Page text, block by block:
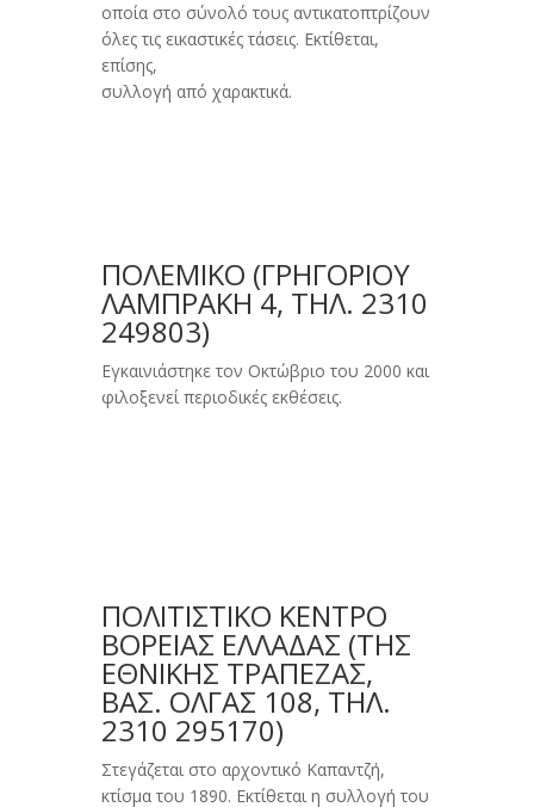
οποία στο σύνολό τους αντικατοπτρίζουν
όλες τις εικαστικές τάσεις. Eκτίθεται,
επίσης,
συλλογή από χαρακτικά.
ΠΟΛΕΜΙΚΟ (ΓΡΗΓΟΡΊΟΥ
ΛΑΜΠΡΆΚΗ 4, ΤΗΛ. 2310
249803)
Εγκαινιάστηκε τον Οκτώβριο του 2000 και
φιλοξενεί περιοδικές εκθέσεις.
ΠΟΛΙΤΙΣΤΙΚΟ ΚΕΝΤΡΟ
ΒΟΡΕΙΑΣ ΕΛΛΑΔΑΣ (ΤΗΣ
EΘΝΙΚΉΣ TΡΆΠΕΖΑΣ,
BΑΣ. ΌΛΓΑΣ 108, ΤΗΛ.
2310 295170)
Στεγάζεται στο αρχοντικό Kαπαντζή,
κτίσμα του 1890. Eκτίθεται η συλλογή του